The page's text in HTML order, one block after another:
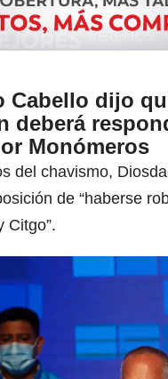
Cabello dijo
deberá
Monómeros
del chavismo,
de “haberse
Citgo”.